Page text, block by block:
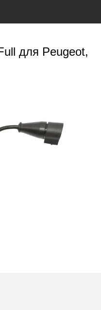
для Peugeot,